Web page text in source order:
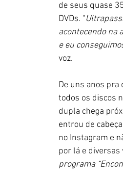
de seus quase
DVDs. “
acontecendo na
e eu
voz.
De uns anos
todos os discos
dupla chega
entrou de
no Instagram e
por lá e
programa